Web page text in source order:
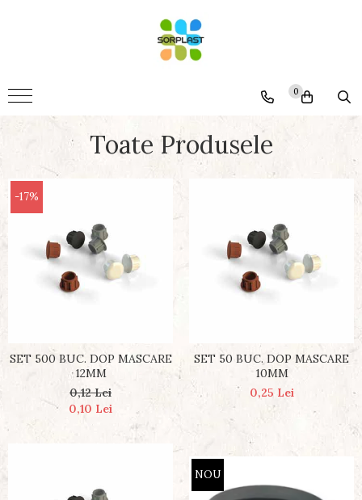
Mobila
Somiere
Termopane
Generale
0
Toate Produsele
-17%
SET 500 BUC. DOP MASCARE
12MM
0,12 Lei
0,10 Lei
SET 50 BUC. DOP MASCARE
10MM
0,25 Lei
NOU